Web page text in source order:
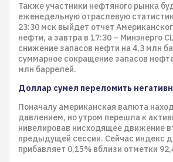
Также участники нефтяного рынка
еженедельную отраслевую
23:30 мск выйдет отчет
нефти, а завтра в 17:30 – Минэнерго
снижение запасов нефти на 4,3 млн
суммарное сокращение запасов
млн баррелей.
Доллар сумел переломить
Поначалу американская валюта
давлением, но утром перешла к
нивелировав нисходящее движение
предыдущей сессии. Сейчас индекс
прибавляет 0,15% вблизи отметки